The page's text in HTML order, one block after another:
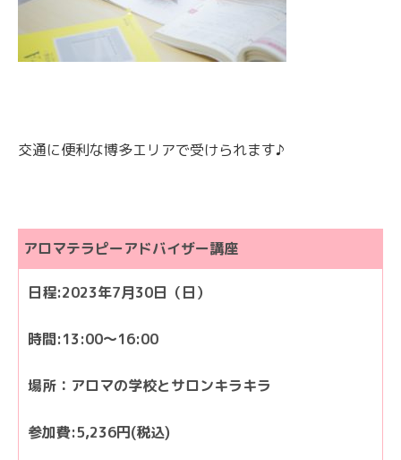
交通に便利な博多エリアで受けられます♪
アロマテラピーアドバイザー講座
日程:2023年7月30日（日）
時間:13:00〜16:00
場所：アロマの学校とサロンキラキラ
参加費:5,236円(税込)